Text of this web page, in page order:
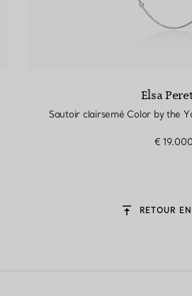
Elsa
€ 19.000
RETOUR